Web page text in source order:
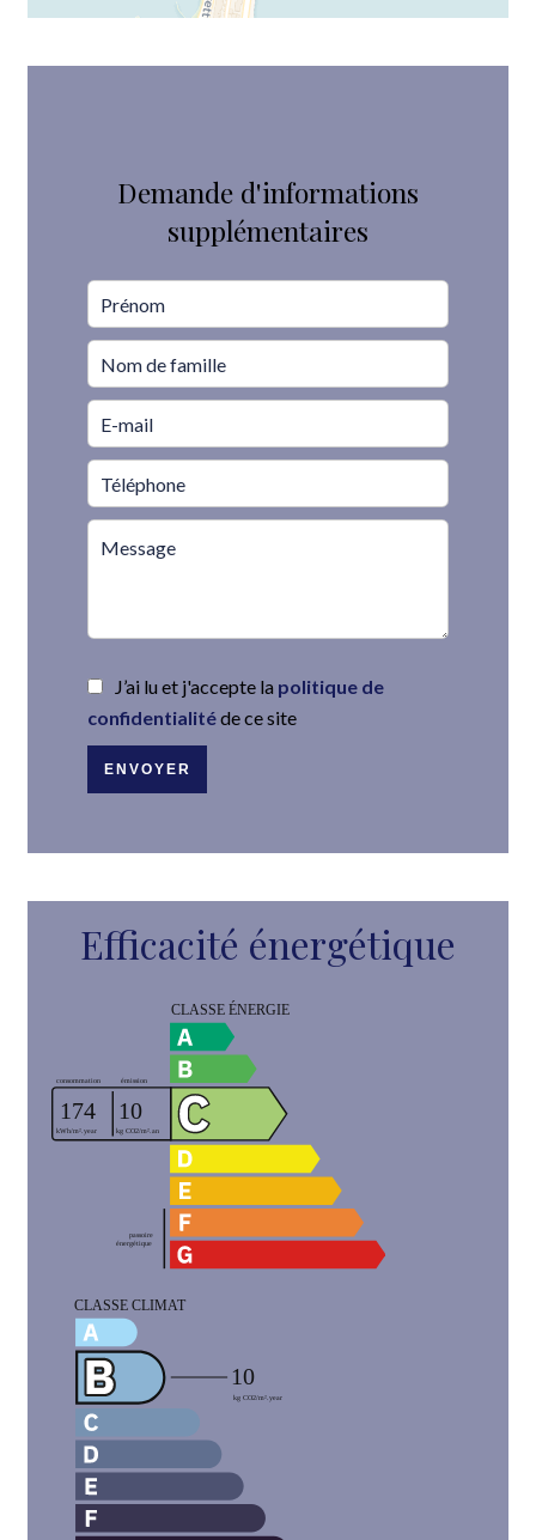
Demande d'informations
supplémentaires
J’ai lu et j'accepte la politique de
confidentialitéde ce site
ENVOYER
Efficacité énergétique